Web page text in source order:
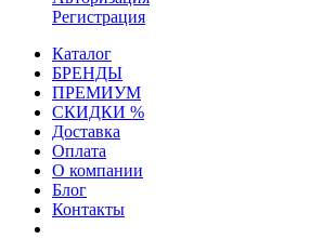
Регистрация
Каталог
БРЕНДЫ
ПРЕМИУМ
СКИДКИ %
Доставка
Оплата
О компании
Блог
Контакты